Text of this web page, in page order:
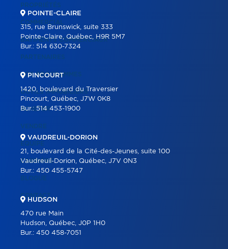
PROPRIÉTÉS
COMMERCIAL
BÂTIMENTS COMMERCIAUX
PARTENAIRES
NOS PROGRAMMES
OUTILS IMMOBILIERS
ACHETER
VENDRE
ÉQUIPE
CARRIÈRE
BLOGUE
CONTACT
POINTE-CLAIRE
315, rue Brunswick, suite 333
Pointe-Claire, Québec, H9R 5M7
Bur.: 514 630-7324
PINCOURT
1420, boulevard du Traversier
Pincourt, Québec, J7W 0K8
Bur.:514 453-1900
VAUDREUIL-DORION
21, boulevard de la Cité-des-Jeunes, suite 100
Vaudreuil-Dorion, Québec, J7V 0N3
Bur.: 450 455-5747
HUDSON
470 rue Main
Hudson, Québec, J0P 1H0
Bur.: 450 458-7051